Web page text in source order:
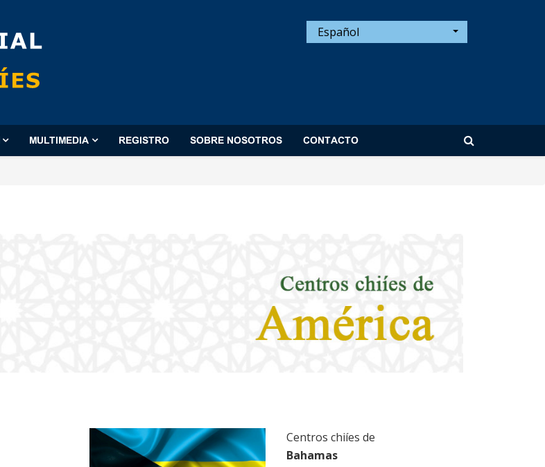
Español
MULTIMEDIA REGISTRO SOBRE NOSOTROS CONTACTO
Centros chiíes de
Bahamas